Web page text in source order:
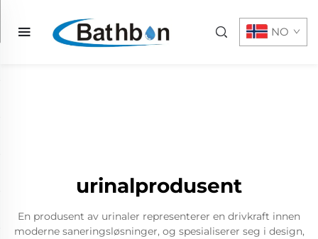
NO
urinalprodusent
En produsent av urinaler representerer en drivkraft innen
moderne saneringsløsninger, og spesialiserer seg i design,